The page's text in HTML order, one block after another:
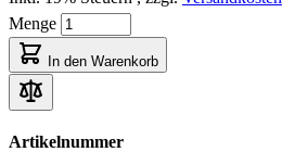
Menge
In den Warenkorb
Artikelnummer